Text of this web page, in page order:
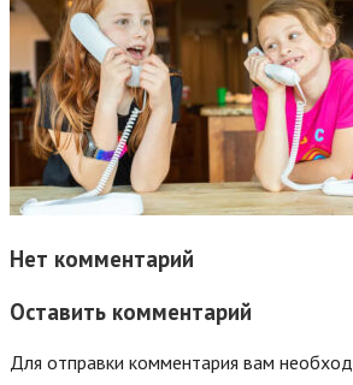
Нет комментарий
Оставить комментарий
Для отправки комментария вам